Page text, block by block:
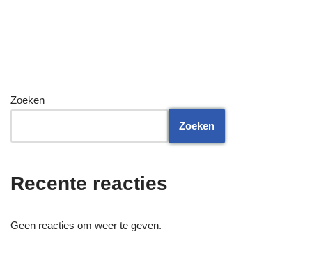
Zoeken
Zoeken
Recente reacties
Geen reacties om weer te geven.